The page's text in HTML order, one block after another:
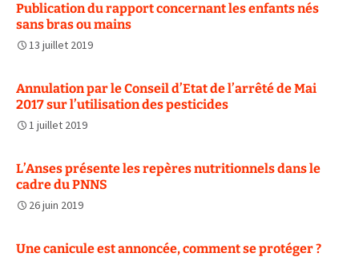
Publication du rapport concernant les enfants nés
sans bras ou mains
13 juillet 2019
Annulation par le Conseil d’Etat de l’arrêté de Mai
2017 sur l’utilisation des pesticides
1 juillet 2019
L’Anses présente les repères nutritionnels dans le
cadre du PNNS
26 juin 2019
Une canicule est annoncée, comment se protéger ?